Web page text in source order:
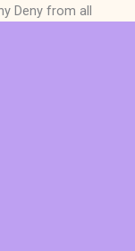
Deny from all